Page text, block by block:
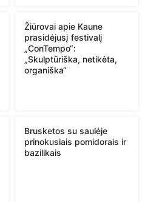
Žiūrovai apie Kaune
prasidėjusį festivalį
„ConTempo“:
„Skulptūriška, netikėta,
organiška“
Brusketos su saulėje
prinokusiais pomidorais ir
bazilikais